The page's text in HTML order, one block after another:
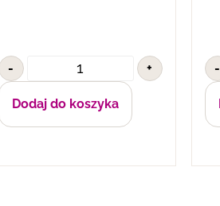
- +
Dodaj do koszyka
-